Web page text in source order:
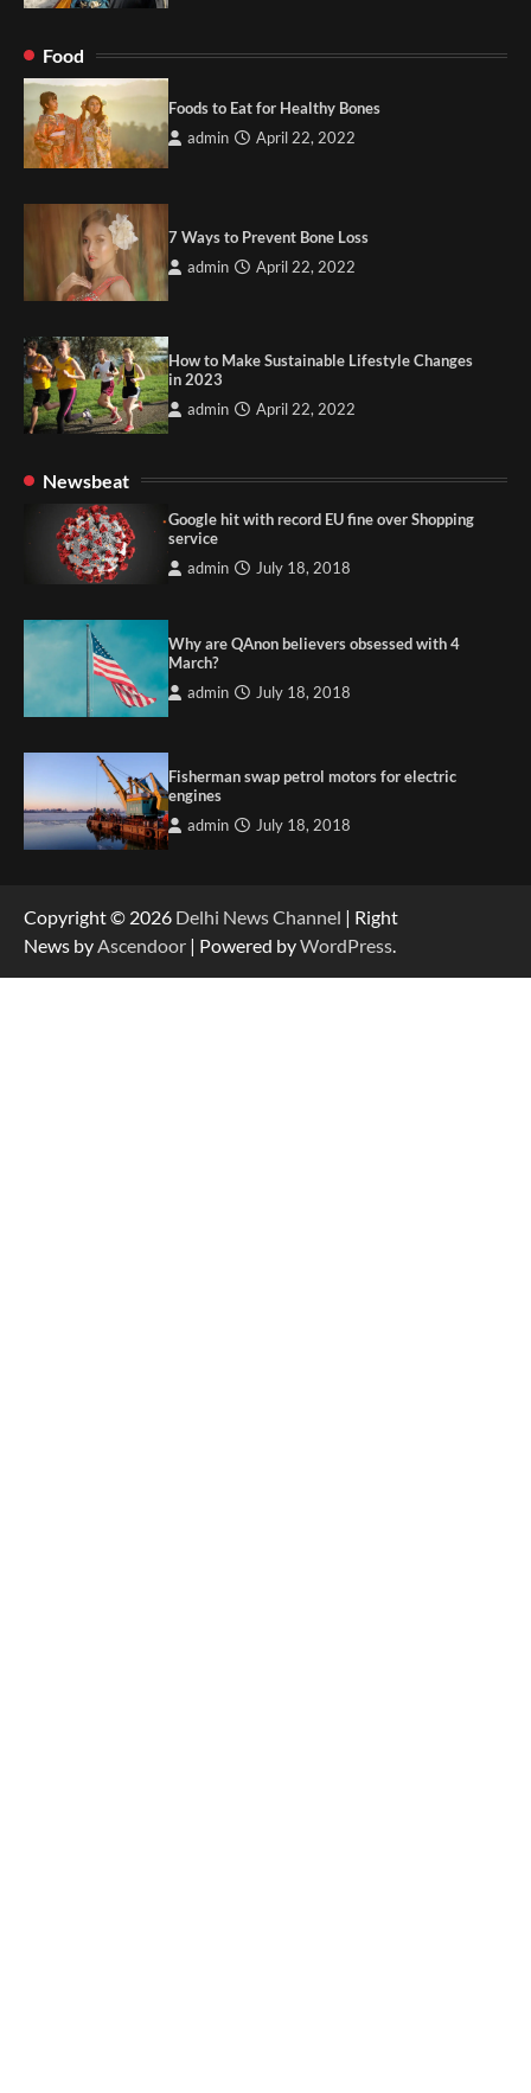
Food
Foods to Eat for Healthy Bones
admin April 22, 2022
7 Ways to Prevent Bone Loss
admin April 22, 2022
How to Make Sustainable Lifestyle Changes
in 2023
admin April 22, 2022
Newsbeat
Google hit with record EU fine over Shopping
service
admin July 18, 2018
Why are QAnon believers obsessed with 4
March?
admin July 18, 2018
Fisherman swap petrol motors for electric
engines
admin July 18, 2018
Copyright © 2026 Delhi News Channel | Right
News by Ascendoor | Powered byWordPress